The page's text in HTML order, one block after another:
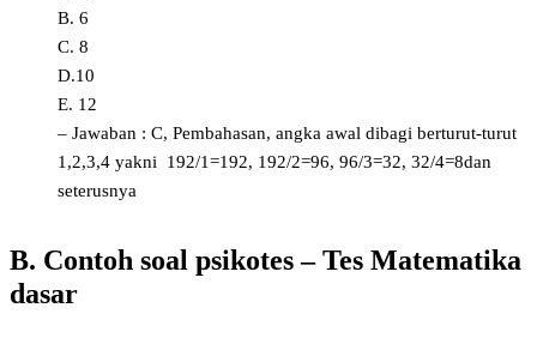
B. 6
C. 8
D.10
E. 12
– Jawaban : C, Pembahasan, angka awal dibagi berturut-turut
1,2,3,4 yakni 192/1=192, 192/2=96, 96/3=32, 32/4=8dan
seterusnya
B. Contoh soal psikotes – Tes Matematika
dasar